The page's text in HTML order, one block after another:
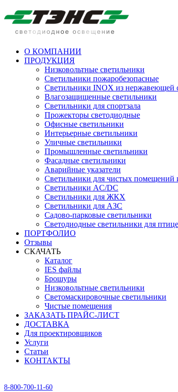
О КОМПАНИИ
ПРОДУКЦИЯ
Низковольтные светильники
Cветильники пожаробезопасные
Светильники INOX из нержавеющей
Влагозащищенные светильники
Светильники для спортзала
Прожекторы светодиодные
Офисные светильники
Интерьерные светильники
Уличные светильники
Промышленные светильники
Фасадные светильники
Аварийные указатели
Светильники для чистых помещений
Светильники AC/DC
Светильники для ЖКХ
Светильники для АЗС
Садово-парковые светильники
Светодиодные светильники для
ПОРТФОЛИО
Отзывы
СКАЧАТЬ
Каталог
IES файлы
Брошуры
Низковольтные светильники
Светомаскировочные светильники
Чистые помещения
ЗАКАЗАТЬ ПРАЙС-ЛИСТ
ДОСТАВКА
Для проектировщиков
Услуги
Статьи
КОНТАКТЫ
8-800-700-11-60